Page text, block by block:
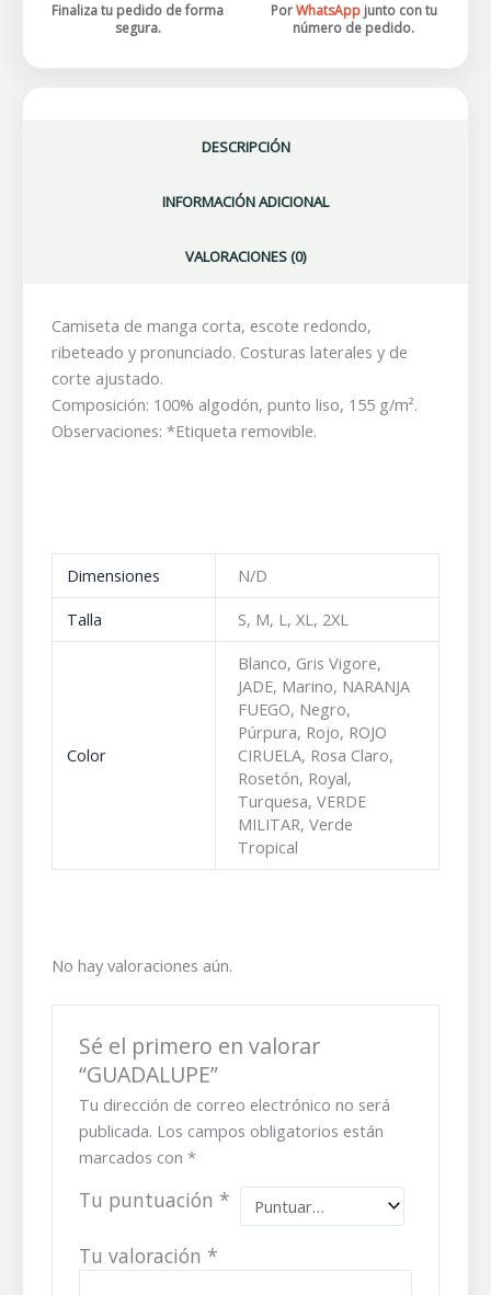
Finaliza tu pedido de forma
segura.
PorWhatsApp junto con tu
número de pedido.
DESCRIPCIÓN
INFORMACIÓN ADICIONAL
VALORACIONES (0)
Camiseta de manga corta, escote redondo,
ribeteado y pronunciado. Costuras laterales y de
corte ajustado.
Composición: 100% algodón, punto liso, 155 g/m².
Observaciones: *Etiqueta removible.
Dimensiones
N/D
Talla
S, M, L, XL, 2XL
Color
Blanco, Gris Vigore,
JADE, Marino, NARANJA
FUEGO, Negro,
Púrpura, Rojo, ROJO
CIRUELA, Rosa Claro,
Rosetón, Royal,
Turquesa, VERDE
MILITAR, Verde
Tropical
No hay valoraciones aún.
Sé el primero en valorar
“GUADALUPE”
Tu dirección de correo electrónico no será
publicada. Los campos obligatorios están
marcados con*
Tu puntuación *
Tu valoración *